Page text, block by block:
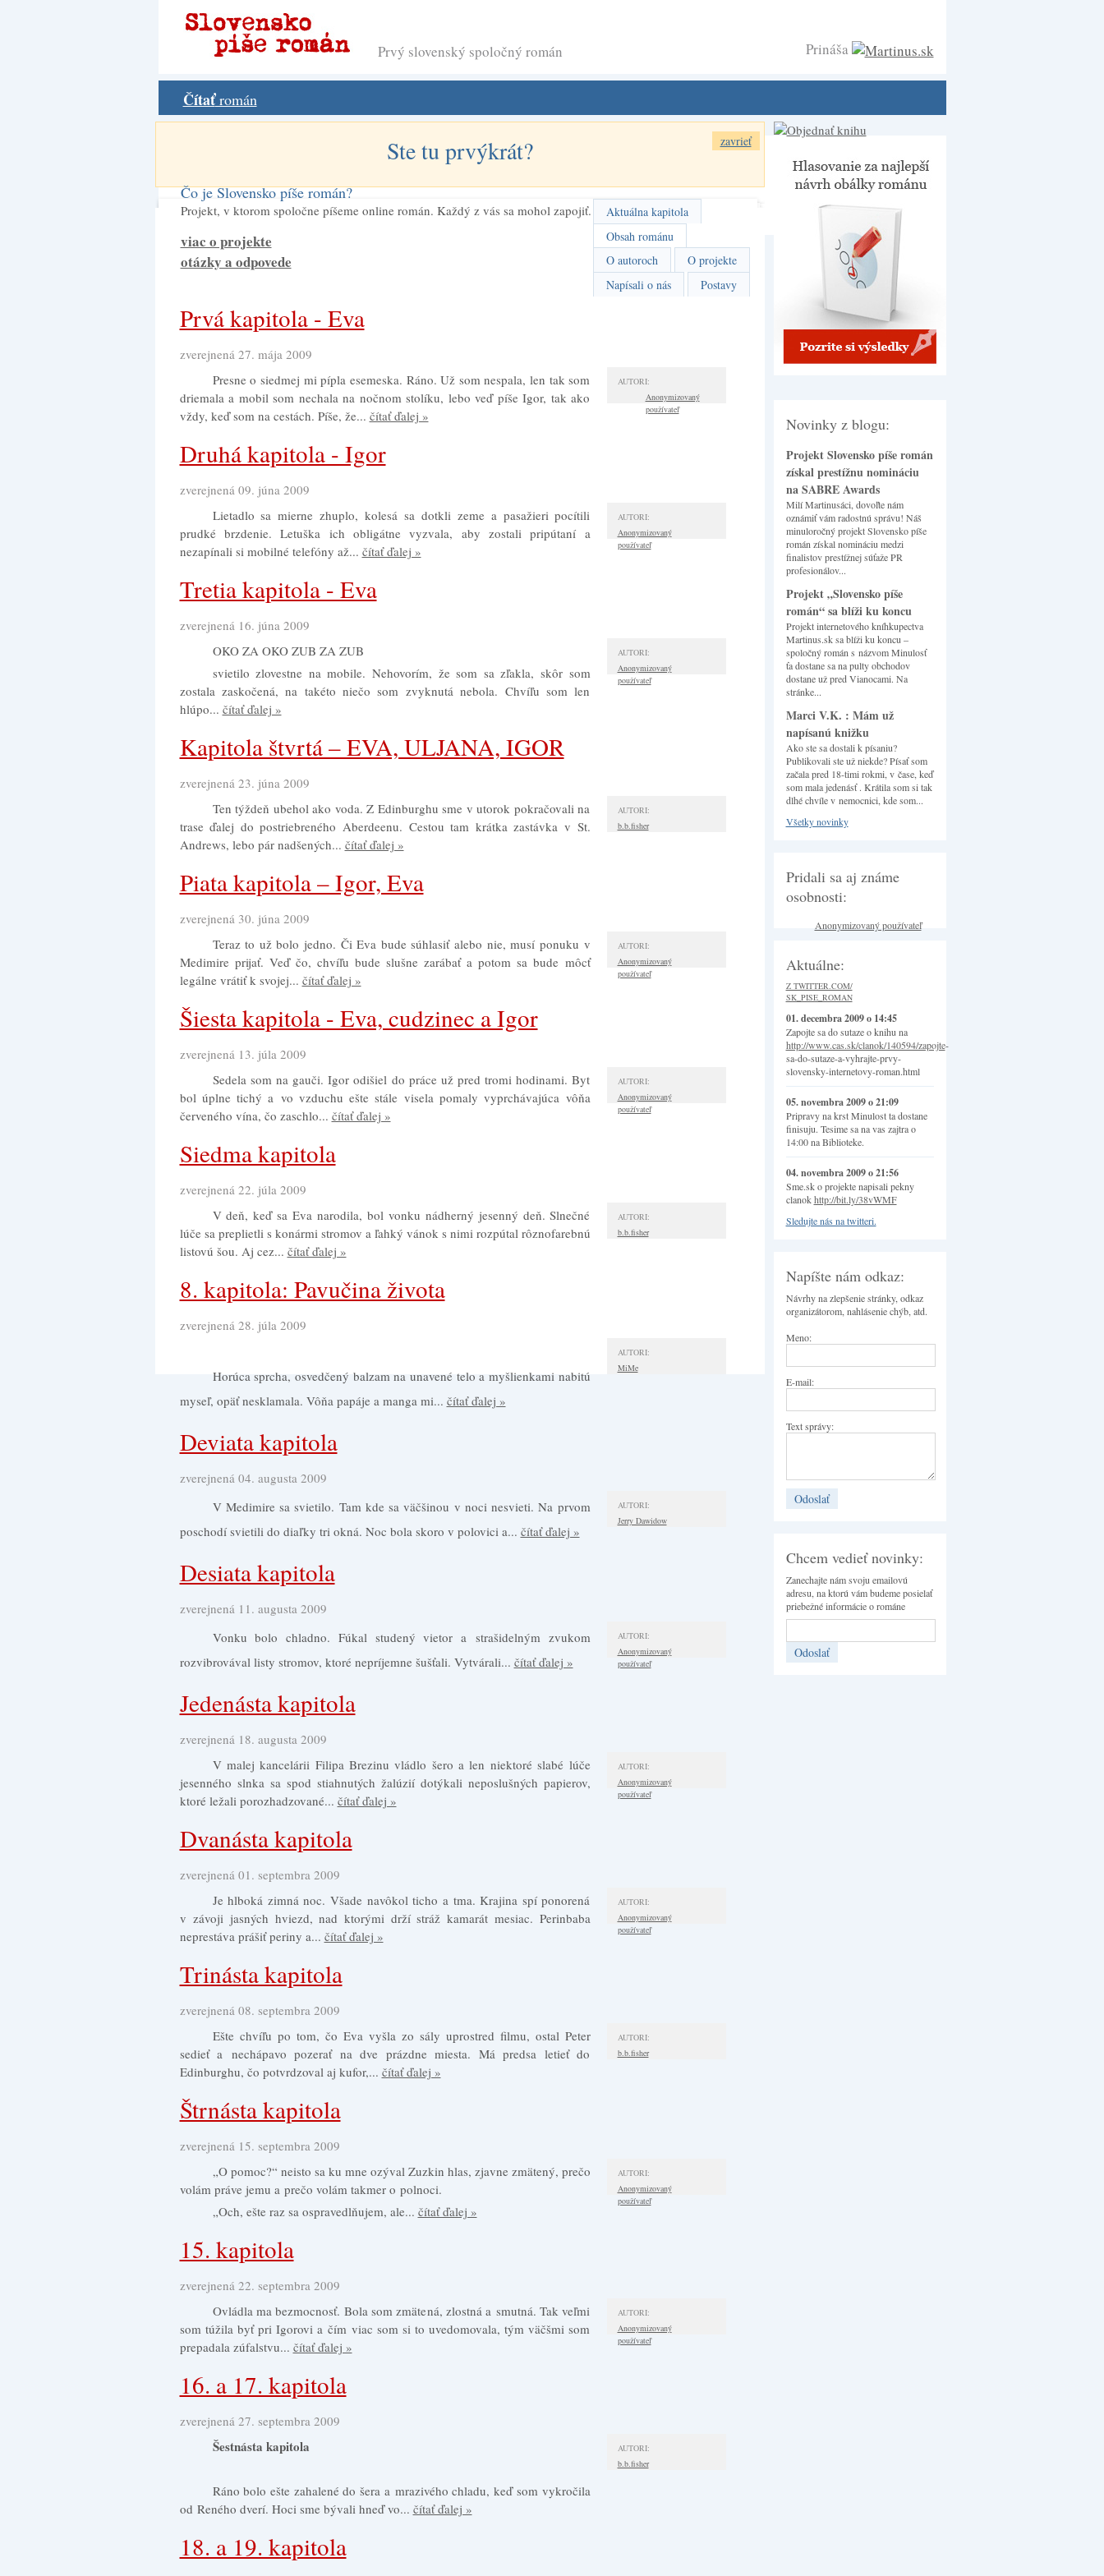
Prvý slovenský spoločný román Prináša
Čítaťromán
Ste tu prvýkrát? zavrieť
Čo je Slovensko píše román?
Projekt, v ktorom spoločne píšeme online román. Každý z vás sa mohol zapojiť.
viac o projekte
otázky a odpovede
Aktuálna kapitola
Obsah románu
O autoroch
O projekte
Napísali o nás
Postavy
Prvá kapitola - Eva
zverejnená 27. mája 2009
Presne o siedmej mi pípla esemeska. Ráno. Už som nespala, len tak som
driemala a mobil som nechala na nočnom stolíku, lebo veď píše Igor, tak ako
vždy, keď som na cestách. Píše, že... čítať ďalej »
AUTORI:
Anonymizovaný
používateľ
Druhá kapitola - Igor
zverejnená 09. júna 2009
Lietadlo sa mierne zhuplo, kolesá sa dotkli zeme a pasažieri pocítili
prudké brzdenie. Letuška ich obligátne vyzvala, aby zostali pripútaní a
nezapínali si mobilné telefóny až... čítať ďalej »
AUTORI:
Anonymizovaný
používateľ
Tretia kapitola - Eva
zverejnená 16. júna 2009
OKO ZA OKO ZUB ZA ZUB
svietilo zlovestne na mobile. Nehovorím, že som sa zľakla, skôr som
zostala zaskočená, na takéto niečo som zvyknutá nebola. Chvíľu som len
hlúpo... čítať ďalej »
AUTORI:
Anonymizovaný
používateľ
Kapitola štvrtá – EVA, ULJANA, IGOR
zverejnená 23. júna 2009
Ten týždeň ubehol ako voda. Z Edinburghu sme v utorok pokračovali na
trase ďalej do postriebreného Aberdeenu. Cestou tam krátka zastávka v St.
Andrews, lebo pár nadšených... čítať ďalej »
AUTORI:
b.b.fisher
Piata kapitola – Igor, Eva
zverejnená 30. júna 2009
Teraz to už bolo jedno. Či Eva bude súhlasiť alebo nie, musí ponuku v
Medimire prijať. Veď čo, chvíľu bude slušne zarábať a potom sa bude môcť
legálne vrátiť k svojej... čítať ďalej »
AUTORI:
Anonymizovaný
používateľ
Šiesta kapitola - Eva, cudzinec a Igor
zverejnená 13. júla 2009
Sedela som na gauči. Igor odišiel do práce už pred tromi hodinami. Byt
bol úplne tichý a vo vzduchu ešte stále visela pomaly vyprchávajúca vôňa
červeného vína, čo zaschlo... čítať ďalej »
AUTORI:
Anonymizovaný
používateľ
Siedma kapitola
zverejnená 22. júla 2009
V deň, keď sa Eva narodila, bol vonku nádherný jesenný deň. Slnečné
lúče sa preplietli s konármi stromov a ľahký vánok s nimi rozpútal rôznofarebnú
listovú šou. Aj cez... čítať ďalej »
AUTORI:
b.b.fisher
8. kapitola: Pavučina života
zverejnená 28. júla 2009
Horúca sprcha, osvedčený balzam na unavené telo a myšlienkami nabitú
myseľ, opäť nesklamala. Vôňa papáje a manga mi... čítať ďalej »
AUTORI:
MiMe
Deviata kapitola
zverejnená 04. augusta 2009
V Medimire sa svietilo. Tam kde sa väčšinou v noci nesvieti. Na prvom
poschodí svietili do diaľky tri okná. Noc bola skoro v polovici a... čítať ďalej »
AUTORI:
Jerry Dawidow
Desiata kapitola
zverejnená 11. augusta 2009
Vonku bolo chladno. Fúkal studený vietor a strašidelným zvukom
rozvibrovával listy stromov, ktoré nepríjemne šušťali. Vytvárali... čítať ďalej »
AUTORI:
Anonymizovaný
používateľ
Jedenásta kapitola
zverejnená 18. augusta 2009
V malej kancelárii Filipa Brezinu vládlo šero a len niektoré slabé lúče
jesenného slnka sa spod stiahnutých žalúzií dotýkali neposlušných papierov,
ktoré ležali porozhadzované... čítať ďalej »
AUTORI:
Anonymizovaný
používateľ
Dvanásta kapitola
zverejnená 01. septembra 2009
Je hlboká zimná noc. Všade navôkol ticho a tma. Krajina spí ponorená
v závoji jasných hviezd, nad ktorými drží stráž kamarát mesiac. Perinbaba
neprestáva prášiť periny a... čítať ďalej »
AUTORI:
Anonymizovaný
používateľ
Trinásta kapitola
zverejnená 08. septembra 2009
Ešte chvíľu po tom, čo Eva vyšla zo sály uprostred filmu, ostal Peter
sedieť a nechápavo pozerať na dve prázdne miesta. Má predsa letieť do
Edinburghu, čo potvrdzoval aj kufor,... čítať ďalej »
AUTORI:
b.b.fisher
Štrnásta kapitola
zverejnená 15. septembra 2009
„O pomoc?“ neisto sa ku mne ozýval Zuzkin hlas, zjavne zmätený, prečo
volám práve jemu a prečo volám takmer o polnoci.
„Och, ešte raz sa ospravedlňujem, ale... čítať ďalej »
AUTORI:
Anonymizovaný
používateľ
15. kapitola
zverejnená 22. septembra 2009
Ovládla ma bezmocnosť. Bola som zmätená, zlostná a smutná. Tak veľmi
som túžila byť pri Igorovi a čím viac som si to uvedomovala, tým väčšmi som
prepadala zúfalstvu... čítať ďalej »
AUTORI:
Anonymizovaný
používateľ
16. a 17. kapitola
zverejnená 27. septembra 2009
Šestnásta kapitola
Ráno bolo ešte zahalené do šera a mrazivého chladu, keď som vykročila
od Reného dverí. Hoci sme bývali hneď vo... čítať ďalej »
AUTORI:
b.b.fisher
18. a 19. kapitola
Novinky z blogu:
Projekt Slovensko píše román
získal prestížnu nomináciu
na SABRE Awards
Milí Martinusáci, dovoľte nám
oznámiť vám radostnú správu! Náš
minuloročný projekt Slovensko píše
román získal nomináciu medzi
finalistov prestížnej súťaže PR
profesionálov...
Projekt „Slovensko píše
román“ sa blíži ku koncu
Projekt internetového kníhkupectva
Martinus.sk sa blíži ku koncu –
spoločný román s názvom Minulosť
ťa dostane sa na pulty obchodov
dostane už pred Vianocami. Na
stránke...
Marci V.K. : Mám už
napísanú knižku
Ako ste sa dostali k písaniu?
Publikovali ste už niekde? Písať som
začala pred 18-timi rokmi, v čase, keď
som mala jedenásť . Krátila som si tak
dlhé chvíle v nemocnici, kde som...
Všetky novinky
Pridali sa aj známe
osobnosti:
Anonymizovaný používateľ
Aktuálne:
Z TWITTER.COM/
SK_PISE_ROMAN
01. decembra 2009 o 14:45
Zapojte sa do sutaze o knihu na
http://www.cas.sk/clanok/140594/zapojte-
sa-do-sutaze-a-vyhrajte-prvy-
slovensky-internetovy-roman.html
05. novembra 2009 o 21:09
Pripravy na krst Minulost ta dostane
finisuju. Tesime sa na vas zajtra o
14:00 na Biblioteke.
04. novembra 2009 o 21:56
Sme.sk o projekte napisali pekny
clanokhttp://bit.ly/38vWMF
Sledujte nás na twitteri.
Napíšte nám odkaz:
Návrhy na zlepšenie stránky, odkaz
organizátorom, nahlásenie chýb, atd.
Meno:
E-mail:
Text správy:
Chcem vedieť novinky:
Zanechajte nám svoju emailovú
adresu, na ktorú vám budeme posielať
priebežné informácie o románe